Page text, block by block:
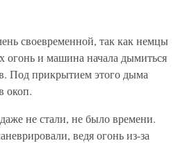
своевременной, так как немцы
огонь и машина начала дымиться
Под прикрытием этого дыма
окоп.
не стали, не было времени.
ведя огонь из-за